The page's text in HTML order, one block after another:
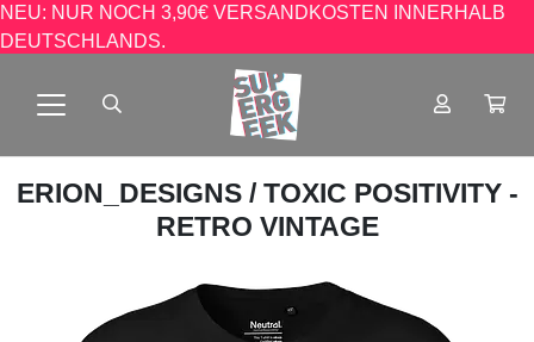
NEU: NUR NOCH 3,90€ VERSANDKOSTEN INNERHALB
DEUTSCHLANDS.
ERION_DESIGNS / TOXIC POSITIVITY -
RETRO VINTAGE